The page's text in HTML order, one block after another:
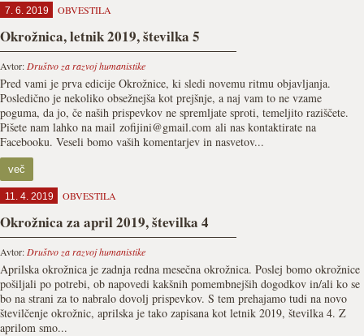
7. 6. 2019 OBVESTILA
Okrožnica, letnik 2019, številka 5
Avtor: Društvo za razvoj humanistike
Pred vami je prva edicije Okrožnice, ki sledi novemu ritmu objavljanja.
Posledično je nekoliko obsežnejša kot prejšnje, a naj vam to ne vzame
poguma, da jo, če naših prispevkov ne spremljate sproti, temeljito raziščete.
Pišete nam lahko na mail zofijini@gmail.com ali nas kontaktirate na
Facebooku. Veseli bomo vaših komentarjev in nasvetov...
več
11. 4. 2019 OBVESTILA
Okrožnica za april 2019, številka 4
Avtor: Društvo za razvoj humanistike
Aprilska okrožnica je zadnja redna mesečna okrožnica. Poslej bomo okrožnice
pošiljali po potrebi, ob napovedi kakšnih pomembnejših dogodkov in/ali ko se
bo na strani za to nabralo dovolj prispevkov. S tem prehajamo tudi na novo
številčenje okrožnic, aprilska je tako zapisana kot letnik 2019, številka 4. Z
aprilom smo...